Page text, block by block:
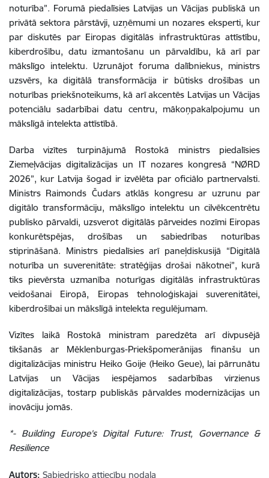
noturība”. Forumā piedalīsies Latvijas un Vācijas publiskā un
privātā sektora pārstāvji, uzņēmumi un nozares eksperti, kur
par diskutēs par Eiropas digitālās infrastruktūras attīstību,
kiberdrošību, datu izmantošanu un pārvaldību, kā arī par
mākslīgo intelektu. Uzrunājot foruma dalībniekus, ministrs
uzsvērs, ka digitālā transformācija ir būtisks drošības un
noturības priekšnoteikums, kā arī akcentēs Latvijas un Vācijas
potenciālu sadarbībai datu centru, mākoņpakalpojumu un
mākslīgā intelekta attīstībā.
Darba vizītes turpinājumā Rostokā ministrs piedalīsies
Ziemeļvācijas digitalizācijas un IT nozares kongresā “NØRD
2026”, kur Latvija šogad ir izvēlēta par oficiālo partnervalsti.
Ministrs Raimonds Čudars atklās kongresu ar uzrunu par
digitālo transformāciju, mākslīgo intelektu un cilvēkcentrētu
publisko pārvaldi, uzsverot digitālās pārveides nozīmi Eiropas
konkurētspējas, drošības un sabiedrības noturības
stiprināšanā. Ministrs piedalīsies arī paneļdiskusijā “Digitālā
noturība un suverenitāte: stratēģijas drošai nākotnei”, kurā
tiks pievērsta uzmanība noturīgas digitālās infrastruktūras
veidošanai Eiropā, Eiropas tehnoloģiskajai suverenitātei,
kiberdrošībai un mākslīgā intelekta regulējumam.
Vizītes laikā Rostokā ministram paredzēta arī divpusējā
tikšanās ar Mēklenburgas-Priekšpomerānijas finanšu un
digitalizācijas ministru Heiko Goije (Heiko Geue), lai pārrunātu
Latvijas un Vācijas iespējamos sadarbības virzienus
digitalizācijas, tostarp publiskās pārvaldes modernizācijas un
inovāciju jomās.
*- Building Europe’s Digital Future: Trust, Governance &
Resilience
Autors: Sabiedrisko attiecību nodaļa